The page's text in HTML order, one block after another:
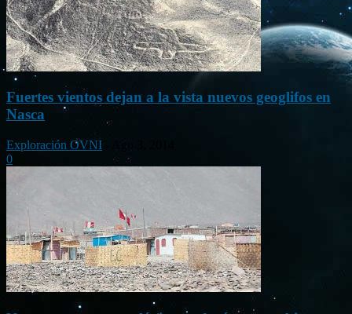
Fuertes vientos dejan a la vista nuevos geoglifos en
Nasca
Exploración OVNI
Ago 3, 2014
0